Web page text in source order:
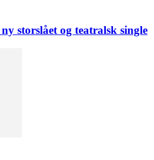
storslået og teatralsk single